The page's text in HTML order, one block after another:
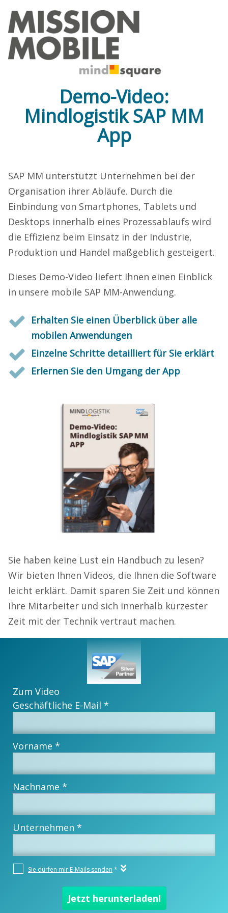
Demo-Video:
Mindlogistik SAP MM
App
SAP MM unterstützt Unternehmen bei der
Organisation ihrer Abläufe. Durch die
Einbindung von Smartphones, Tablets und
Desktops innerhalb eines Prozessablaufs wird
die Effizienz beim Einsatz in der Industrie,
Produktion und Handel maßgeblich gesteigert.
Dieses Demo-Video liefert Ihnen einen Einblick
in unsere mobile SAP MM-Anwendung.
Erhalten Sie einen Überblick über alle
mobilen Anwendungen
Einzelne Schritte detailliert für Sie erklärt
Erlernen Sie den Umgang der App
Sie haben keine Lust ein Handbuch zu lesen?
Wir bieten Ihnen Videos, die Ihnen die Software
leicht erklärt. Damit sparen Sie Zeit und können
Ihre Mitarbeiter und sich innerhalb kürzester
Zeit mit der Technik vertraut machen.
Zum Video